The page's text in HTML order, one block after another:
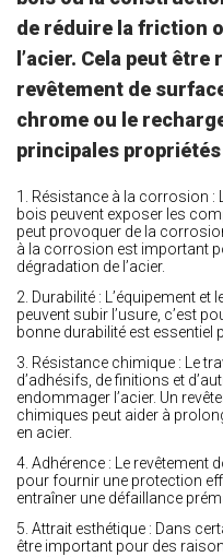
de réduire la friction
l’acier. Cela peut
revêtement de
chrome ou le
principales
1. Résistance à la corrosion :
bois peuvent exposer les
peut provoquer de la
à la corrosion est important
dégradation de l’acier.
2. Durabilité : L’équipement
peuvent subir l’usure, c’est
bonne durabilité est essentiel
3. Résistance chimique : Le
d’adhésifs, de finitions et
endommager l’acier. Un
chimiques peut aider à
en acier.
4. Adhérence : Le revêtement
pour fournir une protection
entraîner une défaillance
5. Attrait esthétique : Dans
être important pour des